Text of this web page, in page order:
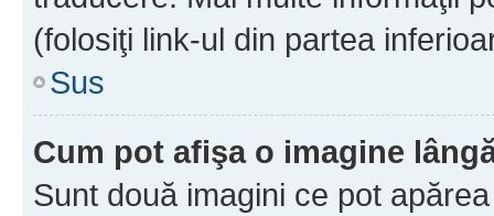
(folosiţi link-ul din partea
Sus
Cum pot afişa o imagine
Sunt două imagini ce pot